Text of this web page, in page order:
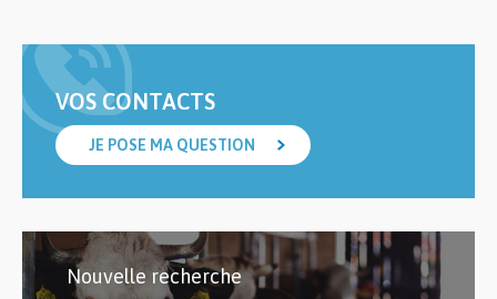
VOS CONTACTS
JE POSE MA QUESTION
Nouvelle recherche